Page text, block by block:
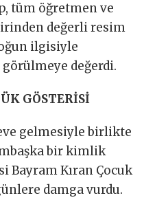
tüm öğretmen ve
değerli resim
ilgisiyle
değerdi.
GÖSTERİSİ
gelmesiyle birlikte
bir kimlik
Bayram Kıran Çocuk
damga vurdu.